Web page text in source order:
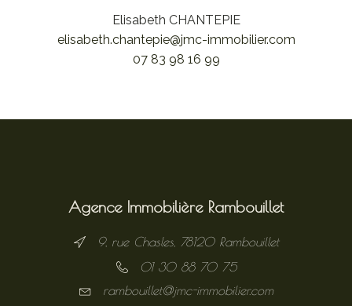
Elisabeth CHANTEPIE
elisabeth.chantepie@jmc-immobilier.com
07 83 98 16 99
Agence Immobilière Rambouillet
9, rue Chasles, 78120 Rambouillet
01 30 88 70 75
rambouillet@jmc-immobilier.com